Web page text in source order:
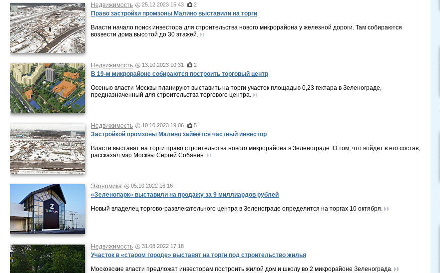
Недвижимость 25.12.2023 15:43 2
Право застройки промзоны Малино выставили на торги
Власти начало поиск инвестора для строительства нового микрорайона у железной дороги. Там собираются
возвести дома высотой до 30 этажей.
Недвижимость 13.10.2023 10:31 2
В 19-м микрорайоне собираются построить торговый центр
Осенью власти Москвы планируют выставить на торги участок площадью 0,23 гектара в Зеленограде,
предназначенный для строительства торгового центра.
Недвижимость 10.10.2023 19:06 5
Застройкой промзоны Малино займется частный инвестор
Власти выставят на торги право строительства нового микрорайона в Зеленограде. О том, что войдет в его состав,
рассказал мэр Москвы Сергей Собянин.
Экономика 05.10.2022 16:16
«Зеленопарк» выставили на продажу за 9 миллиардов рублей
Новый владелец торгово-развлекательного центра в Зеленограде определится на торгах 10 октября.
Недвижимость 31.08.2022 17:18
Участок в «старом городе» выставят на торги под строительство жилья
Московские власти предложат инвесторам построить жилой дом и школу во 2 микрорайоне Зеленограда.